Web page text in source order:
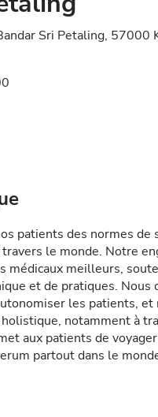
Sri Petaling, 57000
patients des normes
le monde. Notre
médicaux meilleurs,
et de pratiques.
les patients,
notamment à
aux patients de
partout dans le